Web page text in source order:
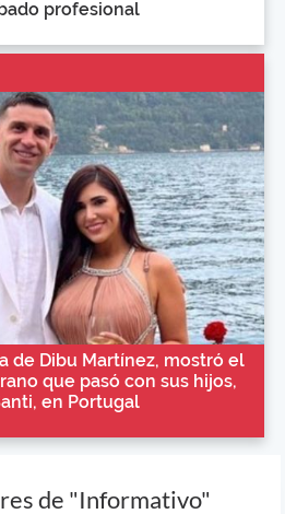
profesional
de Dibu Martínez, mostró el
que pasó con sus hijos,
en Portugal
de "Informativo"